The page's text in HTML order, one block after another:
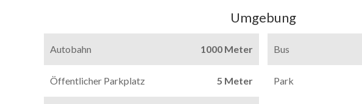
Umgebung
Autobahn 1000 Meter Bus
Öffentlicher Parkplatz 5 Meter Park